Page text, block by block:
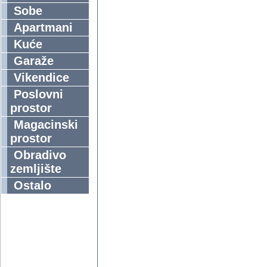
Sobe
Apartmani
Kuće
Garaže
Vikendice
Poslovni
prostor
Magacinski
prostor
Obradivo
zemljište
Ostalo